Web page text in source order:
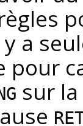
a
pour
sur